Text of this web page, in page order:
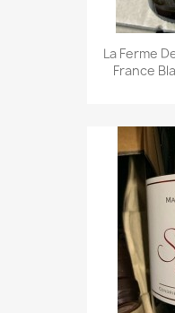
La Ferme
France